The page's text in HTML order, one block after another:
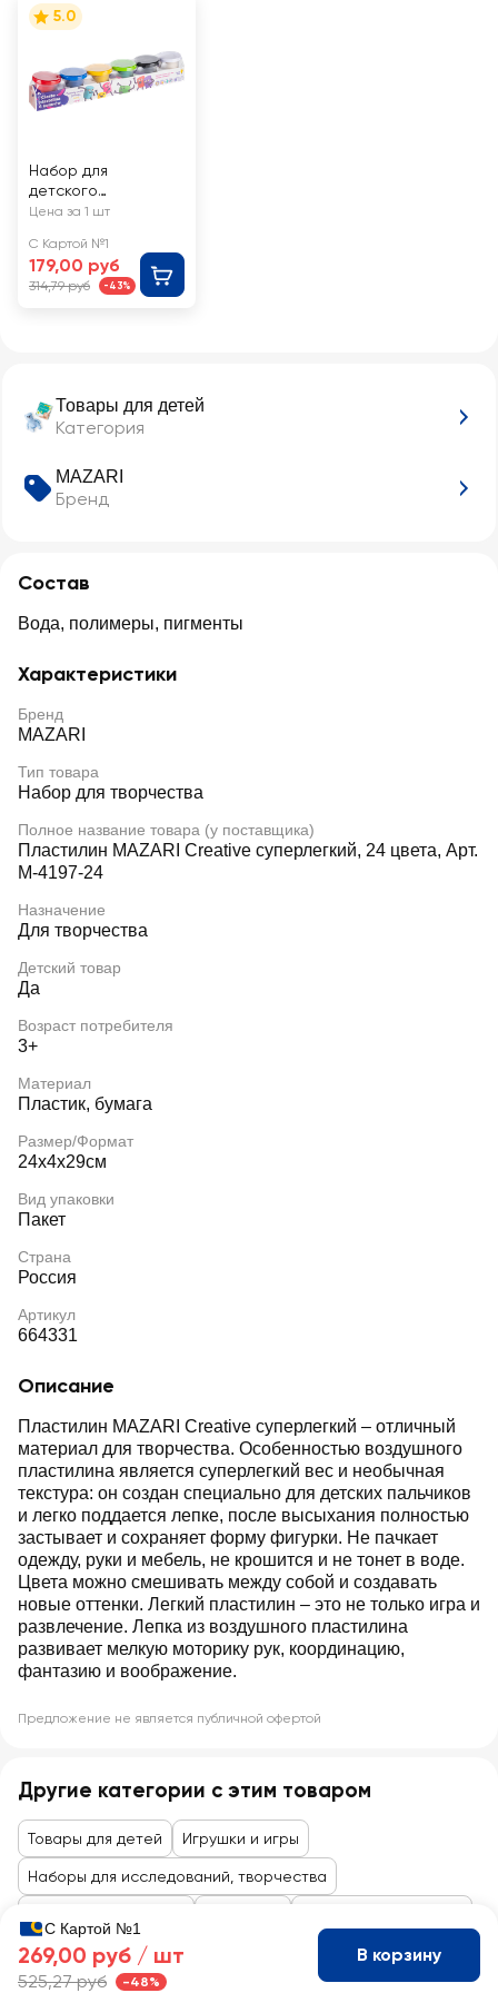
Товары для детей
Категория
MAZARI
Бренд
Состав
Вода, полимеры, пигменты
Характеристики
Бренд
MAZARI
Тип товара
Набор для творчества
Полное название товара (у поставщика)
Пластилин MAZARI Creative суперлегкий, 24 цвета, Арт.
М-4197-24
Назначение
Для творчества
Детский товар
Да
Возраст потребителя
3+
Материал
Пластик, бумага
Размер/Формат
24x4x29см
Вид упаковки
Пакет
Страна
Россия
Артикул
664331
Описание
Пластилин MAZARI Creative суперлегкий – отличный
материал для творчества. Особенностью воздушного
пластилина является суперлегкий вес и необычная
текстура: он создан специально для детских пальчиков
и легко поддается лепке, после высыхания полностью
застывает и сохраняет форму фигурки. Не пачкает
одежду, руки и мебель, не крошится и не тонет в воде.
Цвета можно смешивать между собой и создавать
новые оттенки. Легкий пластилин – это не только игра и
развлечение. Лепка из воздушного пластилина
развивает мелкую моторику рук, координацию,
фантазию и воображение.
Предложение не является публичной офертой
5.0
Набор для
детского
творчества GENIO
пластилин 6 цветов
Цена за 1 шт
С Картой №1
179,00 руб
314,79 руб -43%
Другие категории с этим товаром
Товары для детей Игрушки и игры
Наборы для исследований, творчества
С Картой №1
269,00 руб / шт
525,27 руб -48%
В корзину